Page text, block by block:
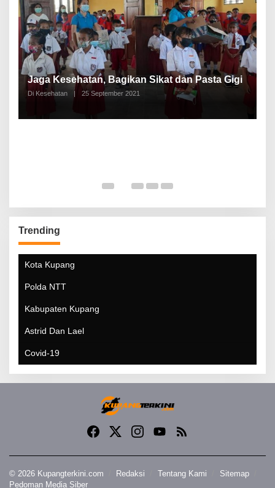
Jaga Kesehatan, Bagikan Sikat dan Pasta Gigi
Di Kesehatan | 25 September 2021
Trending
Kota Kupang
Polda NTT
Kabupaten Kupang
Astrid Dan Lael
Covid-19
© 2026 Kupangterkini.com Redaksi Tentang Kami
Sitemap
Pedoman Media Siber